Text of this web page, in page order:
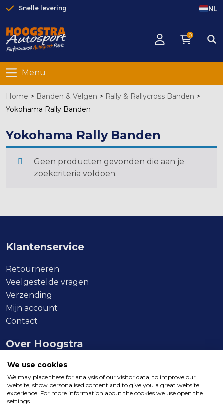
Snelle levering NL
0
Menu
Home > Banden & Velgen > Rally & Rallycross Banden >
Yokohama Rally Banden
Yokohama Rally Banden
Geen producten gevonden die aan je
zoekcriteria voldoen.
Klantenservice
Retourneren
Veelgestelde vragen
Verzending
Mijn account
Contact
Over Hoogstra
Over ons
Werken bij
Showroom
We use cookies
We may place these for analysis of our visitor data, to improve our
website, show personalised content and to give you a great website
experience. For more information about the cookies we use open the
settings.